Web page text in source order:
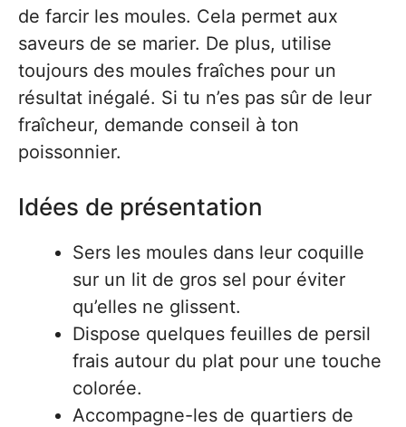
de farcir les moules. Cela permet aux
saveurs de se marier. De plus, utilise
toujours des moules fraîches pour un
résultat inégalé. Si tu n’es pas sûr de leur
fraîcheur, demande conseil à ton
poissonnier.
Idées de présentation
Sers les moules dans leur coquille
sur un lit de gros sel pour éviter
qu’elles ne glissent.
Dispose quelques feuilles de persil
frais autour du plat pour une touche
colorée.
Accompagne-les de quartiers de